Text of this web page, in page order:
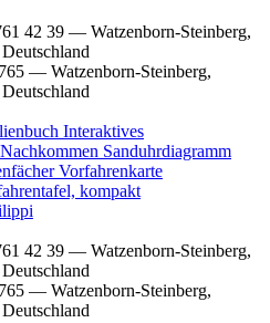
42 39 — Watzenborn-Steinberg,
— Watzenborn-Steinberg,
Interaktives
Nachkommen Sanduhrdiagramm
Vorfahrenkarte
kompakt
42 39 — Watzenborn-Steinberg,
— Watzenborn-Steinberg,